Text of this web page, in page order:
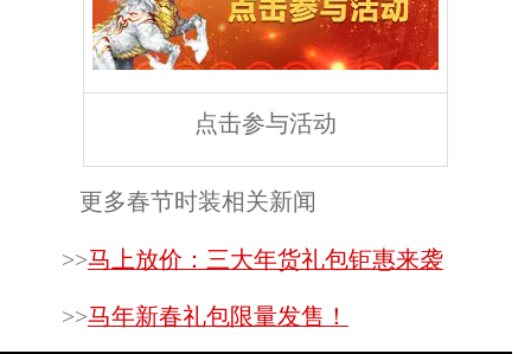
点击参与活动
更多春节时装相关新闻
>>马上放价：三大年货礼包钜惠来袭
>>马年新春礼包限量发售！